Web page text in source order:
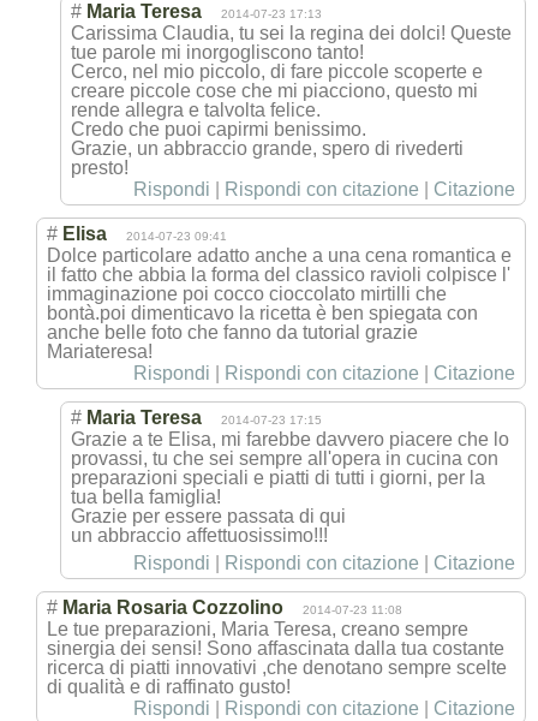
# Maria Teresa 2014-07-23 17:13
Carissima Claudia, tu sei la regina dei dolci! Queste
tue parole mi inorgogliscono tanto!
Cerco, nel mio piccolo, di fare piccole scoperte e
creare piccole cose che mi piacciono, questo mi
rende allegra e talvolta felice.
Credo che puoi capirmi benissimo.
Grazie, un abbraccio grande, spero di rivederti
presto!
Rispondi
Rispondi con citazione Citazione
# Elisa 2014-07-23 09:41
Dolce particolare adatto anche a una cena romantica e
il fatto che abbia la forma del classico ravioli colpisce l'
immaginazione poi cocco cioccolato mirtilli che
bontà.poi dimenticavo la ricetta è ben spiegata con
anche belle foto che fanno da tutorial grazie
Mariateresa!
Rispondi
Rispondi con citazione Citazione
# Maria Teresa 2014-07-23 17:15
Grazie a te Elisa, mi farebbe davvero piacere che lo
provassi, tu che sei sempre all'opera in cucina con
preparazioni speciali e piatti di tutti i giorni, per la
tua bella famiglia!
Grazie per essere passata di qui
un abbraccio affettuosissimo!!!
Rispondi
Rispondi con citazione Citazione
# Maria Rosaria Cozzolino 2014-07-23 11:08
Le tue preparazioni, Maria Teresa, creano sempre
sinergia dei sensi! Sono affascinata dalla tua costante
ricerca di piatti innovativi ,che denotano sempre scelte
di qualità e di raffinato gusto!
Rispondi
Rispondi con citazione Citazione